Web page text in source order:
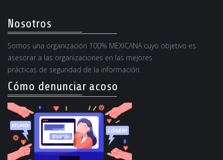
Nosotros
Somos una organización 100% MEXICANA cuyo objetivo es
asesorar a las organizaciones en las mejores
prácticas de seguridad de la información.
Cómo denunciar acoso